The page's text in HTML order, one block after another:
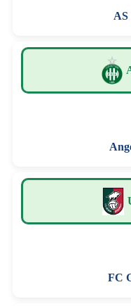
AS
FC